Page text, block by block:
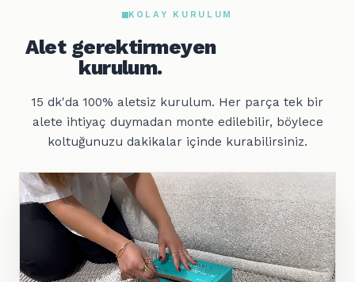
KOLAY KURULUM
Alet gerektirmeyen
kurulum.
15 dk'da 100% aletsiz kurulum. Her parça tek bir
alete ihtiyaç duymadan monte edilebilir, böylece
koltuğunuzu dakikalar içinde kurabilirsiniz.